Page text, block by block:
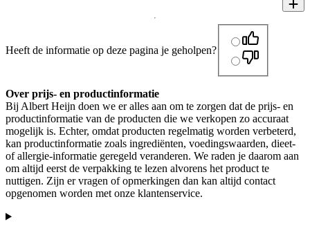
Heeft de informatie op deze pagina je geholpen?
Over prijs- en productinformatie
Bij Albert Heijn doen we er alles aan om te zorgen dat de prijs- en
productinformatie van de producten die we verkopen zo accuraat
mogelijk is. Echter, omdat producten regelmatig worden verbeterd,
kan productinformatie zoals ingrediënten, voedingswaarden, dieet-
of allergie-informatie geregeld veranderen. We raden je daarom aan
om altijd eerst de verpakking te lezen alvorens het product te
nuttigen. Zijn er vragen of opmerkingen dan kan altijd contact
opgenomen worden met onze klantenservice.